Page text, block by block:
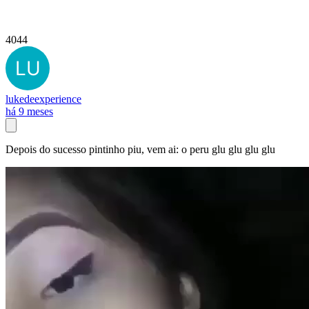
4044
lukedeexperience
há 9 meses
Depois do sucesso pintinho piu, vem ai: o peru glu glu glu glu